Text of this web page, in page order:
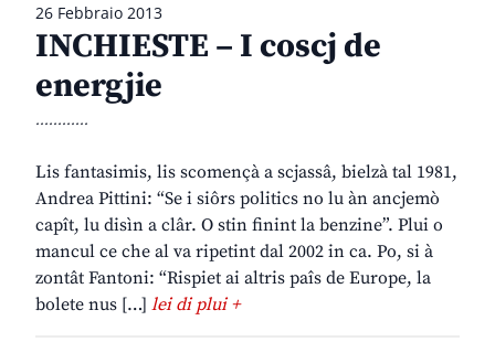
26 Febbraio 2013
INCHIESTE – I coscj de
energjie
............
Lis fantasimis, lis scomençà a scjassâ, bielzà tal 1981,
Andrea Pittini: “Se i siôrs politics no lu àn ancjemò
capît, lu disìn a clâr. O stin finint la benzine”. Plui o
mancul ce che al va ripetint dal 2002 in ca. Po, si à
zontât Fantoni: “Rispiet ai altris paîs de Europe, la
bolete nus […] lei di plui +